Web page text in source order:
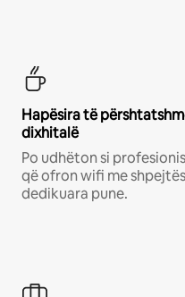
Hapësira të
dixhitalë
Po udhëton si
që ofron wifi me
dedikuara pune.